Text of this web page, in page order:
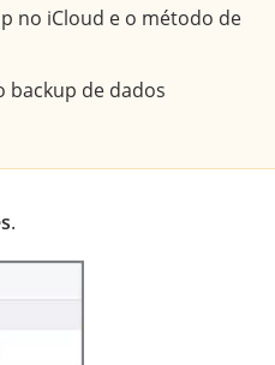
no iCloud e o método de
backup de dados
.